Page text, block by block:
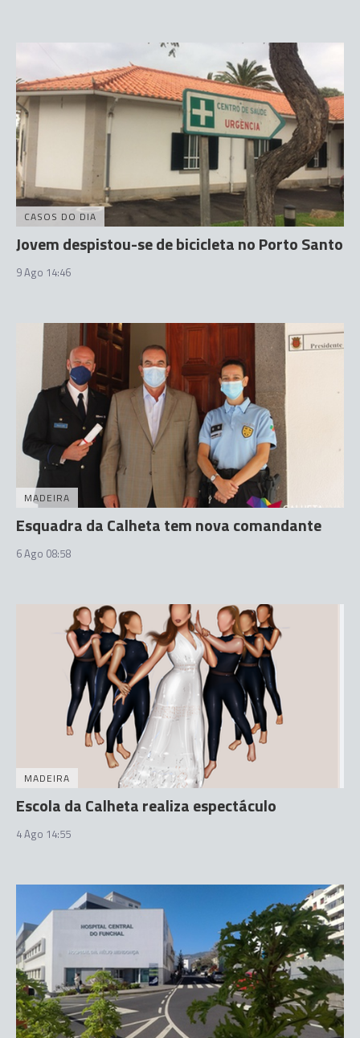
CASOS DO DIA
Jovem despistou-se de bicicleta no Porto Santo
9 Ago 14:46
MADEIRA
Esquadra da Calheta tem nova comandante
6 Ago 08:58
MADEIRA
Escola da Calheta realiza espectáculo
4 Ago 14:55